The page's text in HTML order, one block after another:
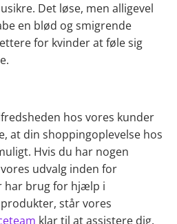
Det løse, men alligevel
en blød og smigrende
for kvinder at føle sig
hos vores kunder
at din shoppingoplevelse hos
Hvis du har nogen
udvalg inden for
har brug for hjælp i
står vores
klar til at assistere dig.